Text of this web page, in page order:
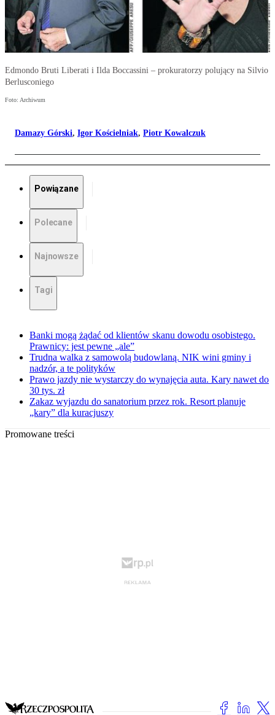
Edmondo Bruti Liberati i Ilda Boccassini – prokuratorzy polujący na Silvio
Berlusconiego
Foto: Archiwum
Damazy Górski, Igor Kościelniak, Piotr Kowalczuk
Powiązane
Polecane
Najnowsze
Tagi
Banki mogą żądać od klientów skanu dowodu osobistego.
Prawnicy: jest pewne „ale”
Trudna walka z samowolą budowlaną. NIK wini gminy i
nadzór, a te polityków
Prawo jazdy nie wystarczy do wynajęcia auta. Kary nawet do
30 tys. zł
Zakaz wyjazdu do sanatorium przez rok. Resort planuje
„kary” dla kuracjuszy
Promowane treści